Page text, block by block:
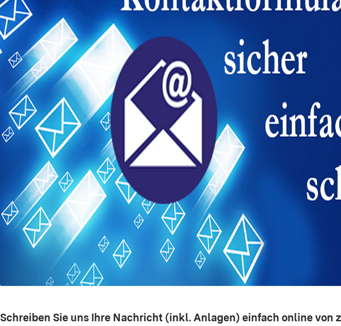
Schreiben Sie uns Ihre Nachricht (inkl. Anlagen) einfach online von